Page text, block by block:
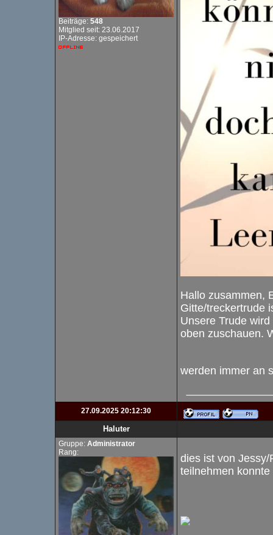
Beiträge: 548
Mitglied seit: 23.06.2017
IP-Adresse: gespeichert
Hallo zusammen,
Gitte/treckertrude
Unsere Trude
oben zuschauen.
werden immer an
27.09.2025 20:12:30
Haluter
Gruppe: Administrator
Rang:
dies ist von
teilnehmen konnte